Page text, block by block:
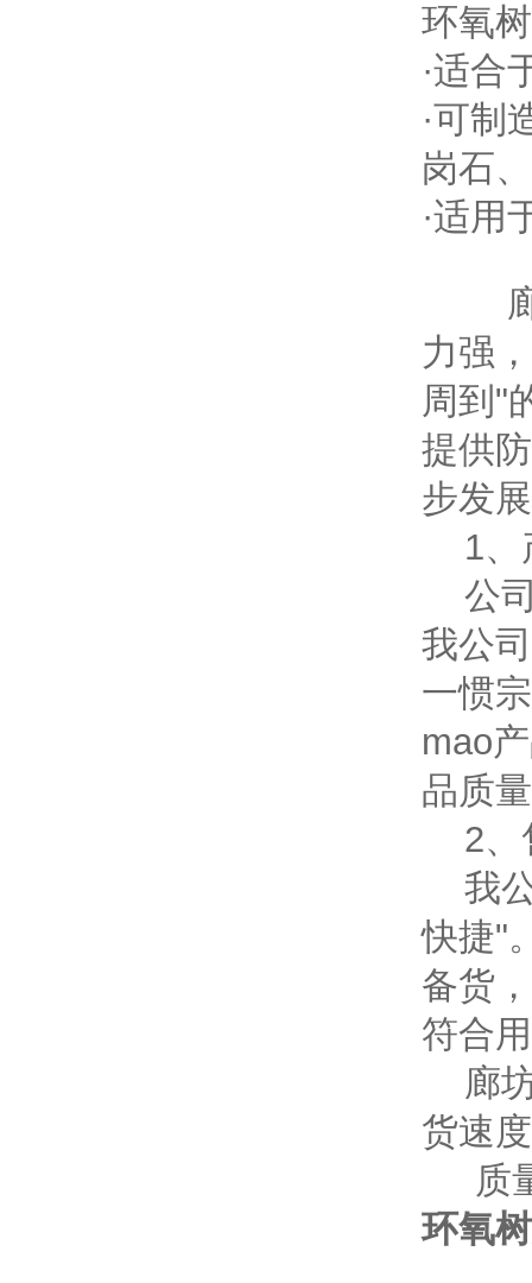
环氧
·适合
·可制
岗石
·适用
廊坊
力强
周到"
提供
步发
1、
公司
我公
一惯
mao
品质
2、
我公
快捷"
备货
符合
廊坊
货速
质量
环氧